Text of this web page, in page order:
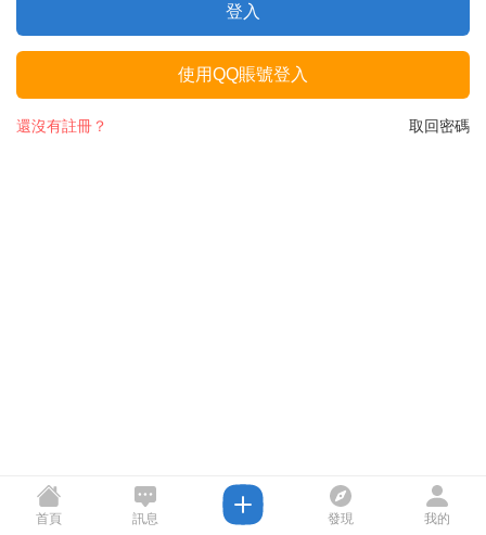
登入
使用QQ賬號登入
取回密碼
還沒有註冊？
首頁 訊息 發現 我的